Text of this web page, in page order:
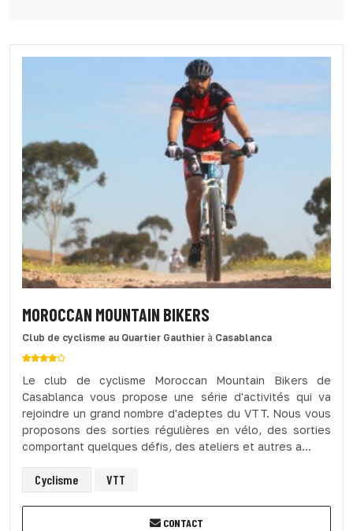
MOROCCAN MOUNTAIN BIKERS
Club de cyclisme au Quartier Gauthier à Casablanca
Le club de cyclisme Moroccan Mountain Bikers de
Casablanca vous propose une série d'activités qui va
rejoindre un grand nombre d'adeptes du VTT. Nous vous
proposons des sorties régulières en vélo, des sorties
comportant quelques défis, des ateliers et autres a...
Cyclisme VTT
CONTACT